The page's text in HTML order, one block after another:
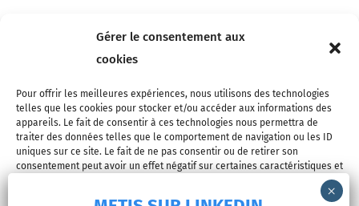
Gérer le consentement aux
cookies
Pour offrir les meilleures expériences, nous utilisons des technologies
telles que les cookies pour stocker et/ou accéder aux informations des
appareils. Le fait de consentir à ces technologies nous permettra de
traiter des données telles que le comportement de navigation ou les ID
uniques sur ce site. Le fait de ne pas consentir ou de retirer son
consentement peut avoir un effet négatif sur certaines caractéristiques et